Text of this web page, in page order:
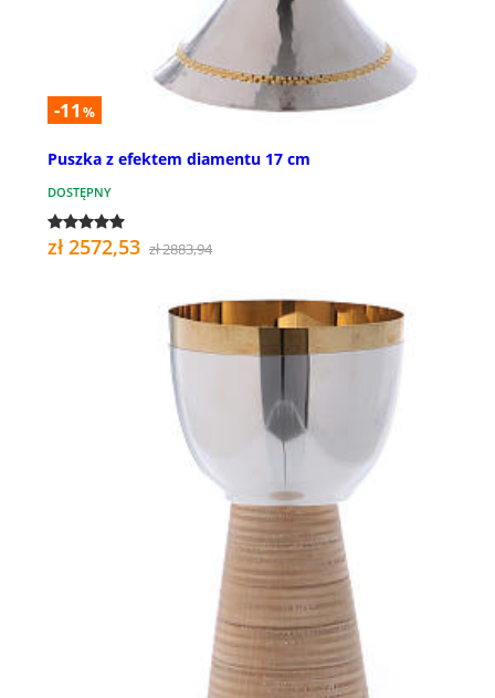
-11 %
Puszka z efektem diamentu 17 cm
DOSTĘPNY
zł 2572,53 zł 2883,94